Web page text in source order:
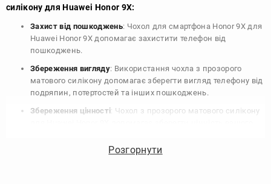
силікону для Huawei Honor 9X:
Захист від пошкоджень: Чохол для смартфона Honor 9X для
Huawei Honor 9X допомагає захистити телефон від
пошкоджень.
Збереження вигляду: Використання чохла з прозорого
матового силікону допомагає зберегти вигляд телефону від
подряпин, потертостей та інших пошкоджень.
Збереження цінності: Чохол з прозорого матового силікону
продати свій пристрій в майбутньому.
Розгорнути